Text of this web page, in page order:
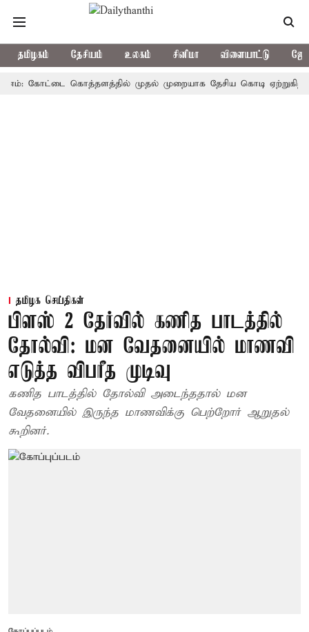
தமிழகம் தேசியம் உலகம் சினிமா விளையாட்டு
கோட்டை கொத்தளத்தில் முதல் முறையாக தேசிய கொடி ஏற்றுகிறார்,
தமிழக செய்திகள்
பிளஸ் 2 தேர்வில் கணித பாடத்தில்
தோல்வி: மன வேதனையில் மாணவி
எடுத்த விபரீத முடிவு
கணித பாடத்தில் தோல்வி அடைந்ததால் மன
வேதனையில் இருந்த மாணவிக்கு பெற்றோர் ஆறுதல்
கூறினர்.